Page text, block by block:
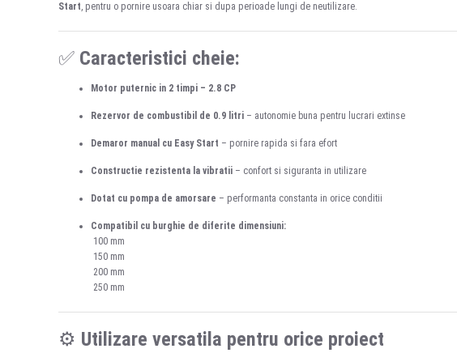
Start, pentru o pornire usoara chiar si dupa perioade lungi de neutilizare.
✅ Caracteristici cheie:
Motor puternic in 2 timpi – 2.8 CP
Rezervor de combustibil de 0.9 litri – autonomie buna pentru lucrari extinse
Demaror manual cu Easy Start – pornire rapida si fara efort
Constructie rezistenta la vibratii – confort si siguranta in utilizare
Dotat cu pompa de amorsare – performanta constanta in orice conditii
Compatibil cu burghie de diferite dimensiuni:
100 mm
150 mm
200 mm
250 mm
⚙️ Utilizare versatila pentru orice proiect